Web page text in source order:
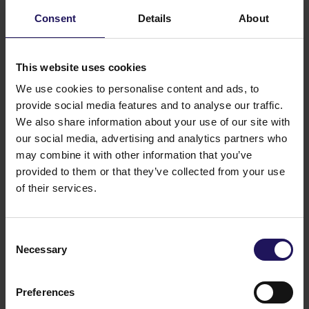
Consent Details About
This website uses cookies
We use cookies to personalise content and ads, to
provide social media features and to analyse our traffic.
We also share information about your use of our site with
our social media, advertising and analytics partners who
may combine it with other information that you’ve
provided to them or that they’ve collected from your use
of their services.
Selection
Necessary
Preferences
powierzchni handlowo-usługowej. Budynki
najwyższe standardy techniczne, a przeszklone
dziennego. Centralnym punktem kompleksu jest
dziedziniec z jeziorkiem i terenem zielonym, który
będzie miejscem odpoczynku i spotkań dla osób
pracujących w budynkach Platinium Business Park.
Projekt Platinium Business Park został przygotowany
przez pracownię architektoniczną JEMS Architekci.
Generalnym wykonawcą pierwszych dwóch
agentem odpowiedzialnym za wynajem powierzchni
Wakefield.
Wiodący międzynarodowy bank rozwija